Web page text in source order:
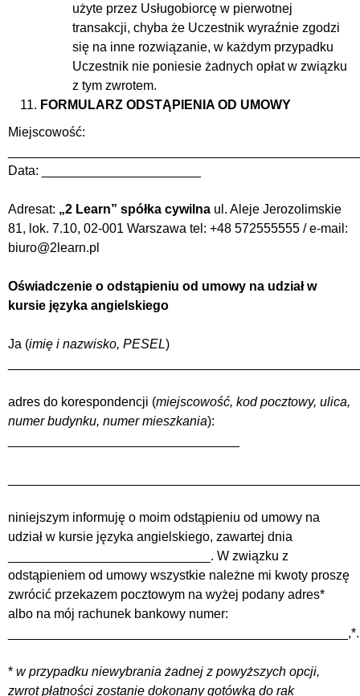
użyte przez Usługobiorcę w pierwotnej
transakcji, chyba że Uczestnik wyraźnie zgodzi
się na inne rozwiązanie, w każdym przypadku
Uczestnik nie poniesie żadnych opłat w związku
z tym zwrotem.
FORMULARZ ODSTĄPIENIA OD UMOWY
Miejscowość:
Data: ______________________
Adresat: „2 Learn” spółka cywilna ul. Aleje Jerozolimskie
81, lok. 7.10, 02-001 Warszawa tel: +48 572555555 / e-mail:
biuro@2learn.pl
Oświadczenie o odstąpieniu od umowy na udział w
kursie języka angielskiego
Ja (imię i nazwisko, PESEL)
adres do korespondencji (miejscowość, kod pocztowy, ulica,
numer budynku, numer mieszkania):
niniejszym informuję o moim odstąpieniu od umowy na
udział w kursie języka angielskiego, zawartej dnia
____________________________. W związku z
odstąpieniem od umowy wszystkie należne mi kwoty proszę
zwrócić przekazem pocztowym na wyżej podany adres*
albo na mój rachunek bankowy numer:
_______________________________________________,*.
* w przypadku niewybrania żadnej z powyższych opcji,
zwrot płatności zostanie dokonany gotówką do rak